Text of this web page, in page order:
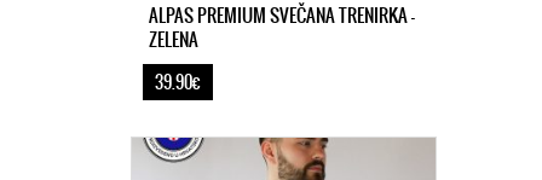
ALPAS PREMIUM SVEČANA TRENIRKA -
ZELENA
39.90€